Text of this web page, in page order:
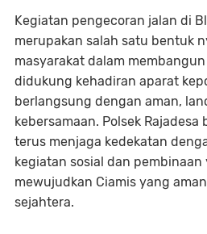
Kegiatan pengecoran jalan di
merupakan salah satu bentuk
masyarakat dalam
didukung kehadiran aparat
berlangsung dengan aman,
kebersamaan. Polsek
terus menjaga kedekatan
kegiatan sosial dan
mewujudkan Ciamis yang
sejahtera.